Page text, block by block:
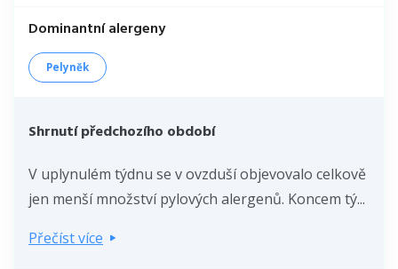
Dominantní alergeny
Pelyněk
Shrnutí předchozího období
V uplynulém týdnu se v ovzduší objevovalo celkově
jen menší množství pylových alergenů. Koncem tý...
Přečíst více